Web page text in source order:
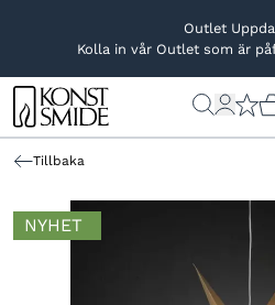
Outlet
Kolla in vår Outlet som är
Tillbaka
NYHET